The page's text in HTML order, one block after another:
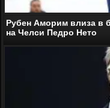
Рубен Аморим влиза в
на Челси Педро Нето